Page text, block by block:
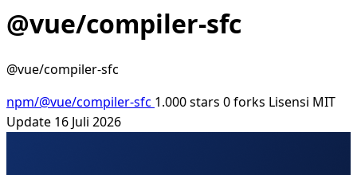
@vue/compiler-sfc
@vue/compiler-sfc
npm/@vue/compiler-sfc 1.000 stars 0 forks Lisensi MIT
Update 16 Juli 2026